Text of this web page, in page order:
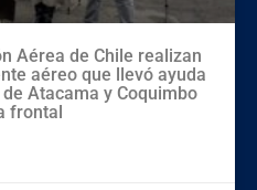
Aérea de Chile realizan
aéreo que llevó ayuda
Atacama y Coquimbo
frontal